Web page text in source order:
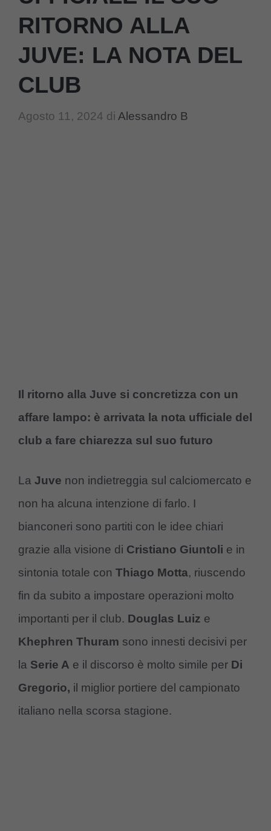
RITORNO ALLA
JUVE: LA NOTA DEL
CLUB
Agosto 11, 2024 di Alessandro B
Il ritorno alla Juve si concretizza con un
affare lampo: è arrivata la nota ufficiale del
club a fare chiarezza sul suo futuro
La Juve non indietreggia sul calciomercato e
non ha alcuna intenzione di farlo. I
bianconeri sono partiti con le idee chiari
grazie alla visione di Cristiano Giuntoli e in
sintonia totale con Thiago Motta, riuscendo
fin da subito a impostare operazioni molto
importanti per il club. Douglas Luiz e
Khephren Thuram sono innesti decisivi per
la Serie A e il discorso è molto simile per Di
Gregorio, il miglior portiere del campionato
italiano nella scorsa stagione.